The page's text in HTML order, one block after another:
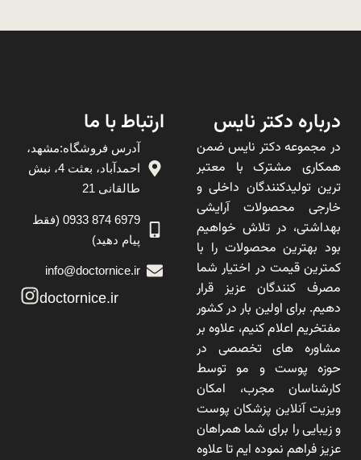
درباره دکتر نایس
در مجموعه دکتر نایس ضمن
همکاری مشترک با معتبر
ترین تولیدکنندگان داخلی و
خارجی محصولات آرایشی
بهداشتی، در تلاش خواهیم
بود بهترین محصولات را با
کمترین قیمت در اختیار شما
مصرف کنندگان عزیز قرار
دهیم. برای اولین بار در کشور
مفتخریم اعلام کنیم، علاوه بر
مشاوره های تخصصی در
حوزه پوست و مو توسط
کارشناسان مجرب، امکان
ویزیت آنلاین پزشکان پوست
و زیبایی را برای شما همراهان
عزیز فراهم نموده ایم تا علاوه
ارتباط با ما
آدرس فروشگاه:مشهد،
احمدآباد، بعثت 4، نبش
طالقانی 21
6979 874 0933 (فقط
پیام دهید)
info@doctornice.ir
doctornice.ir